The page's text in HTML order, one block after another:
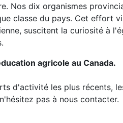
Nos dix organismes
classe du pays. Cet effort
suscitent la curiosité à
agricole au Canada.
d'activité les plus récents,
pas à nous contacter.